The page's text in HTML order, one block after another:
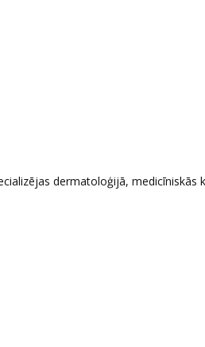
dermatoloģijā, medicīniskās